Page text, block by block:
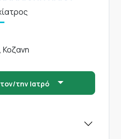
Κοζανη
την Ιατρό